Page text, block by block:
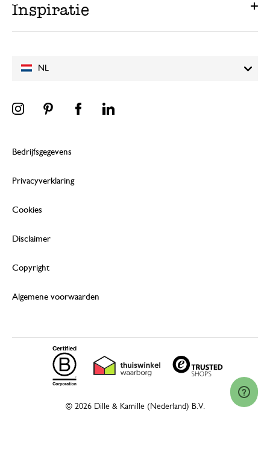
NL
Inspiratie
Bedrijfsgegevens
Privacyverklaring
Cookies
Disclaimer
Copyright
Algemene voorwaarden
© 2026 Dille & Kamille (Nederland) B.V.